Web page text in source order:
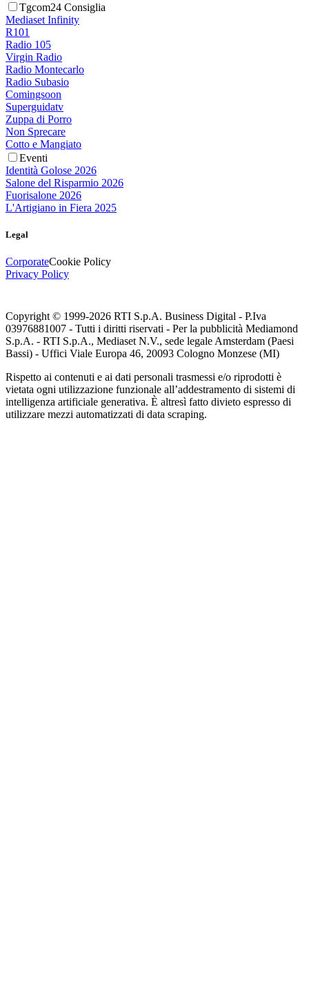
Tgcom24 Consiglia
Mediaset Infinity
R101
Radio 105
Virgin Radio
Radio Montecarlo
Radio Subasio
Comingsoon
Superguidatv
Zuppa di Porro
Non Sprecare
Cotto e Mangiato
Eventi
Identità Golose 2026
Salone del Risparmio 2026
Fuorisalone 2026
L'Artigiano in Fiera 2025
Legal
CorporateCookie Policy
Privacy Policy
Copyright © 1999-2026 RTI S.p.A. Business Digital - P.Iva
03976881007 - Tutti i diritti riservati - Per la pubblicità Mediamond
S.p.A. - RTI S.p.A., Mediaset N.V., sede legale Amsterdam (Paesi
Bassi) - Uffici Viale Europa 46, 20093 Cologno Monzese (MI)
Rispetto ai contenuti e ai dati personali trasmessi e/o riprodotti è
vietata ogni utilizzazione funzionale all’addestramento di sistemi di
intelligenza artificiale generativa. È altresì fatto divieto espresso di
utilizzare mezzi automatizzati di data scraping.